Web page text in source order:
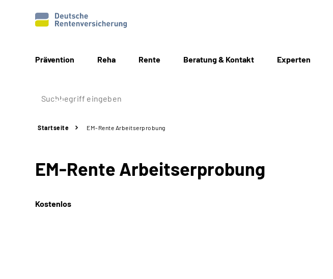
Prävention Reha Rente Beratung & Kontakt Experten
Startseite EM-Rente Arbeitserprobung
EM-Rente Arbeitserprobung
Kostenlos